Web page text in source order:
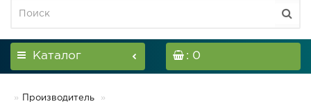
Каталог : 0
Производитель